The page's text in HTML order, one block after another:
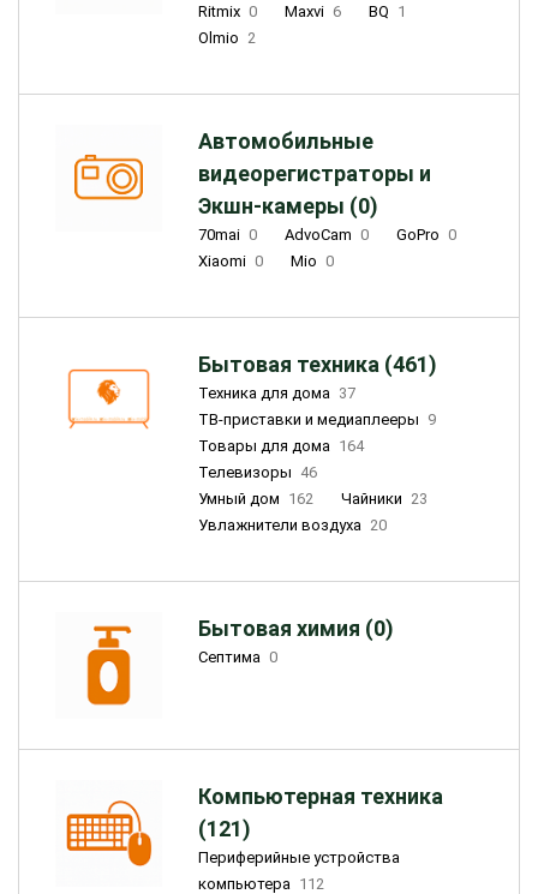
Ritmix 0 Maxvi 6 BQ 1
Olmio 2
Автомобильные
видеорегистраторы и
Экшн-камеры (0)
70mai 0 AdvoCam 0 GoPro 0
Xiaomi 0 Mio 0
Бытовая техника (461)
Техника для дома 37
ТВ-приставки и медиаплееры 9
Товары для дома 164
Телевизоры 46
Умный дом 162 Чайники 23
Увлажнители воздуха 20
Бытовая химия (0)
Септима 0
Компьютерная техника
(121)
Периферийные устройства
компьютера 112